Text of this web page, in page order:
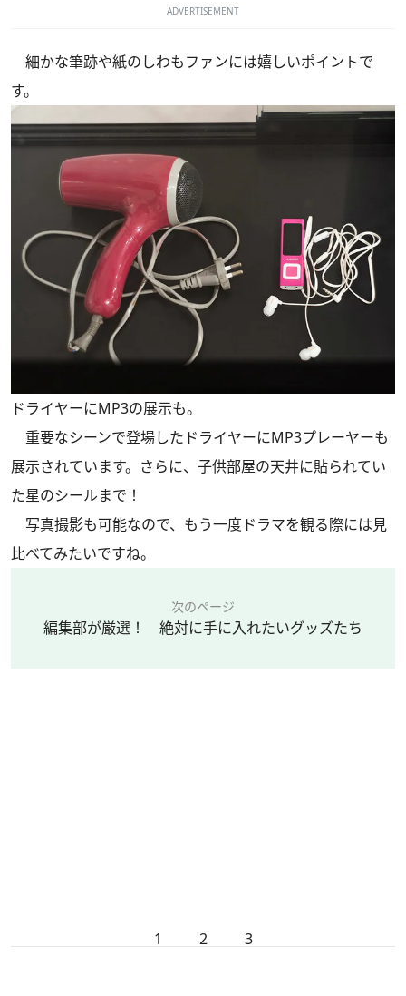
ADVERTISEMENT
細かな筆跡や紙のしわもファンには嬉しいポイントで
す。
ドライヤーにMP3の展示も。
重要なシーンで登場したドライヤーにMP3プレーヤーも
展示されています。さらに、子供部屋の天井に貼られてい
た星のシールまで！
写真撮影も可能なので、もう一度ドラマを観る際には見
比べてみたいですね。
次のページ
編集部が厳選！ 絶対に手に入れたいグッズたち
1 2 3